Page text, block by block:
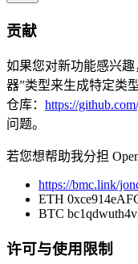
贡献
如果您对新功能感兴
器”类型来生成特定类
仓库： https://
问题。
若您想帮助我分担
https://bmc.link/
ETH
BTC
许可与使用限制